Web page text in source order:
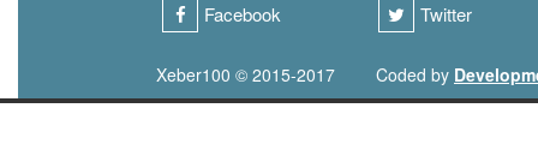
Facebook Twitter
Xeber100 © 2015-2017 Coded by